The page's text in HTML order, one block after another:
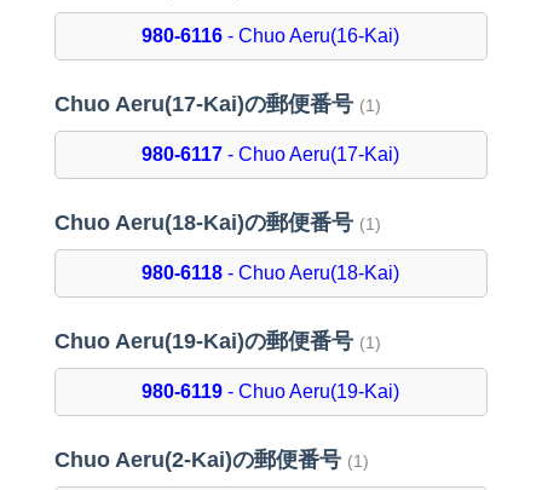
980-6116 - Chuo Aeru(16-Kai)
Chuo Aeru(17-Kai)の郵便番号 (1)
980-6117 - Chuo Aeru(17-Kai)
Chuo Aeru(18-Kai)の郵便番号 (1)
980-6118 - Chuo Aeru(18-Kai)
Chuo Aeru(19-Kai)の郵便番号 (1)
980-6119 - Chuo Aeru(19-Kai)
Chuo Aeru(2-Kai)の郵便番号 (1)